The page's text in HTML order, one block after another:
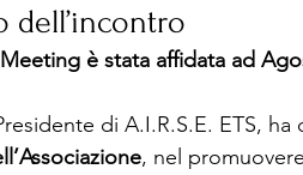
dell’incontro
è stata affidata ad
di A.I.R.S.E. ETS,
, nel